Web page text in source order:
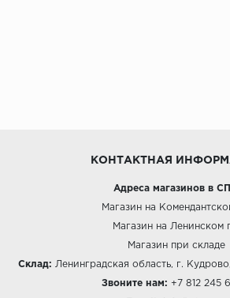
КОНТАКТНАЯ
Адреса магазинов в
Магазин на
Магазин на Ленинском
Магазин при складе
Склад: Ленинградская область, г.
Звоните нам: +7 812 245